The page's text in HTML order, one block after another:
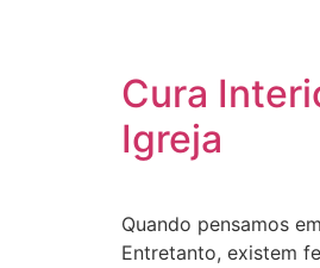
Cura
Igreja
Quando pensamos
Entretanto, existem